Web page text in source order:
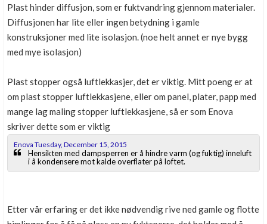
Plast hinder diffusjon, som er fuktvandring gjennom materialer.
Diffusjonen har lite eller ingen betydning i gamle
konstruksjoner med lite isolasjon. (noe helt annet er nye bygg
med mye isolasjon)
Plast stopper også luftlekkasjer, det er viktig. Mitt poeng er at
om plast stopper luftlekkasjene, eller om panel, plater, papp med
mange lag maling stopper luftlekkasjene, så er som Enova
skriver dette som er viktig
Enova Tuesday, December 15, 2015
Hensikten med dampsperren er å hindre varm (og fuktig) inneluft
i å kondensere mot kalde overflater på loftet.
Etter vår erfaring er det ikke nødvendig rive ned gamle og flotte